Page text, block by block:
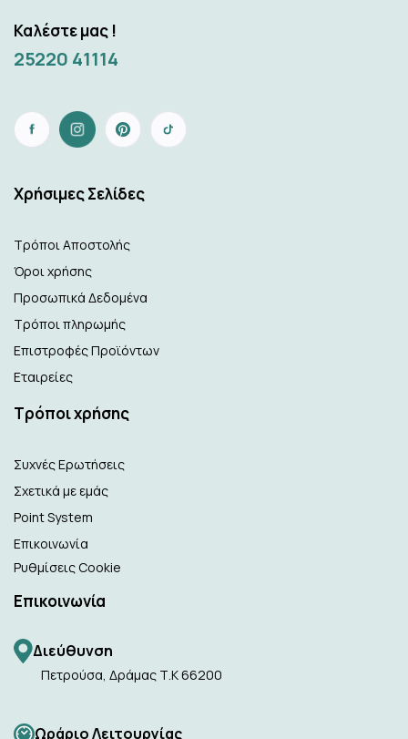
Καλέστε μας !
25220 41114
Xρήσιμες Σελίδες
Τρόποι Αποστολής
Όροι χρήσης
Προσωπικά Δεδομένα
Τρόποι πληρωμής
Επιστροφές Προϊόντων
Εταιρείες
Τρόποι χρήσης
Συχνές Ερωτήσεις
Σχετικά με εμάς
Point System
Επικοινωνία
Ρυθμίσεις Cookie
Επικοινωνία
Διεύθυνση
Πετρούσα, Δράμας Τ.Κ 66200
Ωράριο Λειτουργίας